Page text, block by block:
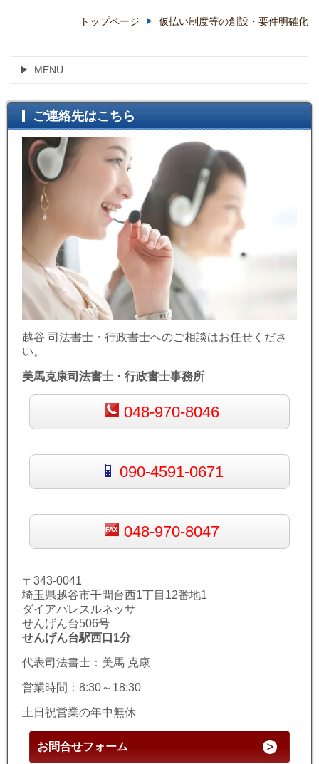
トップページ 仮払い制度等の創設・要件明確化
MENU
ご連絡先はこちら
越谷 司法書士・行政書士へのご相談はお任せくださ
い。
美馬克康司法書士・行政書士事務所
048-970-8046
090-4591-0671
048-970-8047
〒343-0041
埼玉県越谷市千間台西1丁目12番地1
ダイアパレスルネッサ
せんげん台506号
せんげん台駅西口1分
代表司法書士：美馬 克康
営業時間：8:30～18:30
土日祝営業の年中無休
お問合せフォーム